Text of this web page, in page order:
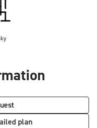
plan